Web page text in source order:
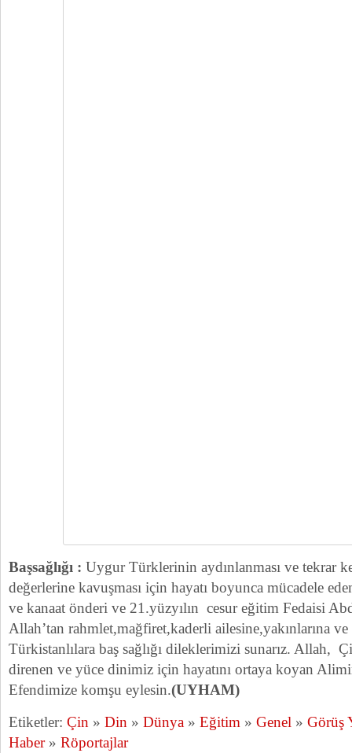
Başsağlığı : Uygur Türklerinin aydınlanması ve tekrar
değerlerine kavuşması için hayatı boyunca mücadele
ve kanaat önderi ve 21.yüzyılın cesur eğitim Fedaisi
Allah’tan rahmlet,mağfiret,kaderli ailesine,yakınlarına
Türkistanlılara baş sağlığı dileklerimizi sunarız. Allah,
direnen ve yüce dinimiz için hayatını ortaya koyan
Efendimize komşu eylesin.(UYHAM)
Etiketler: Çin » Din » Dünya » Eğitim » Genel » Görüş
Haber» Röportajlar